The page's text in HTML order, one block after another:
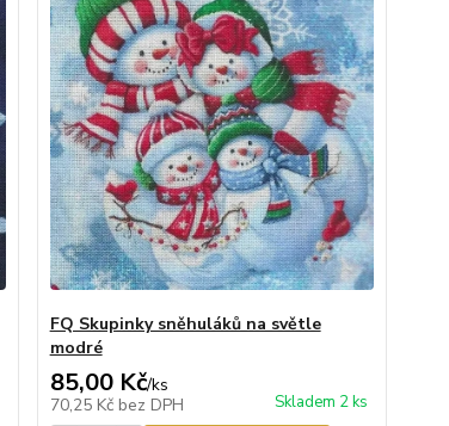
FQ Skupinky sněhuláků na světle
modré
85,00 Kč/ks
70,25 Kč bez DPH Skladem 2 ks